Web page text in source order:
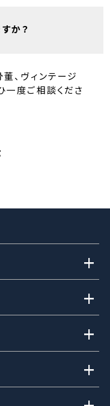
か？
、ヴィンテージ
一度ご相談くださ
+
+
+
+